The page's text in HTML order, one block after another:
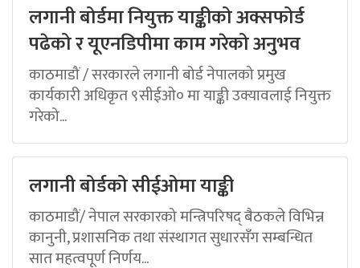
लगानी बोर्डमा नियुक्त याङ्कीको अक्सफोर्ड
पढेको र यूएनडिपीमा काम गरेको अनुभव
काठमाडौं / सरकारले लगानी बोर्ड नेपालको प्रमुख
कार्यकारी अधिकृत ९सीईओ० मा याङ्की उक्यावलाई नियुक्त
गरेको...
लगानी बोर्डको सीईओमा याङ्की
काठमाडौं/ नेपाल सरकारको मन्त्रिपरिषद् बैठकले विभिन्न
कानुनी, प्रशासनिक तथा संस्थागत सुधारसँग सम्बन्धित
सात महत्वपूर्ण निर्णय...